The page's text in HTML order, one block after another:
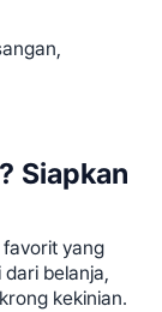
Siapkan
yang
belanja,
kekinian.